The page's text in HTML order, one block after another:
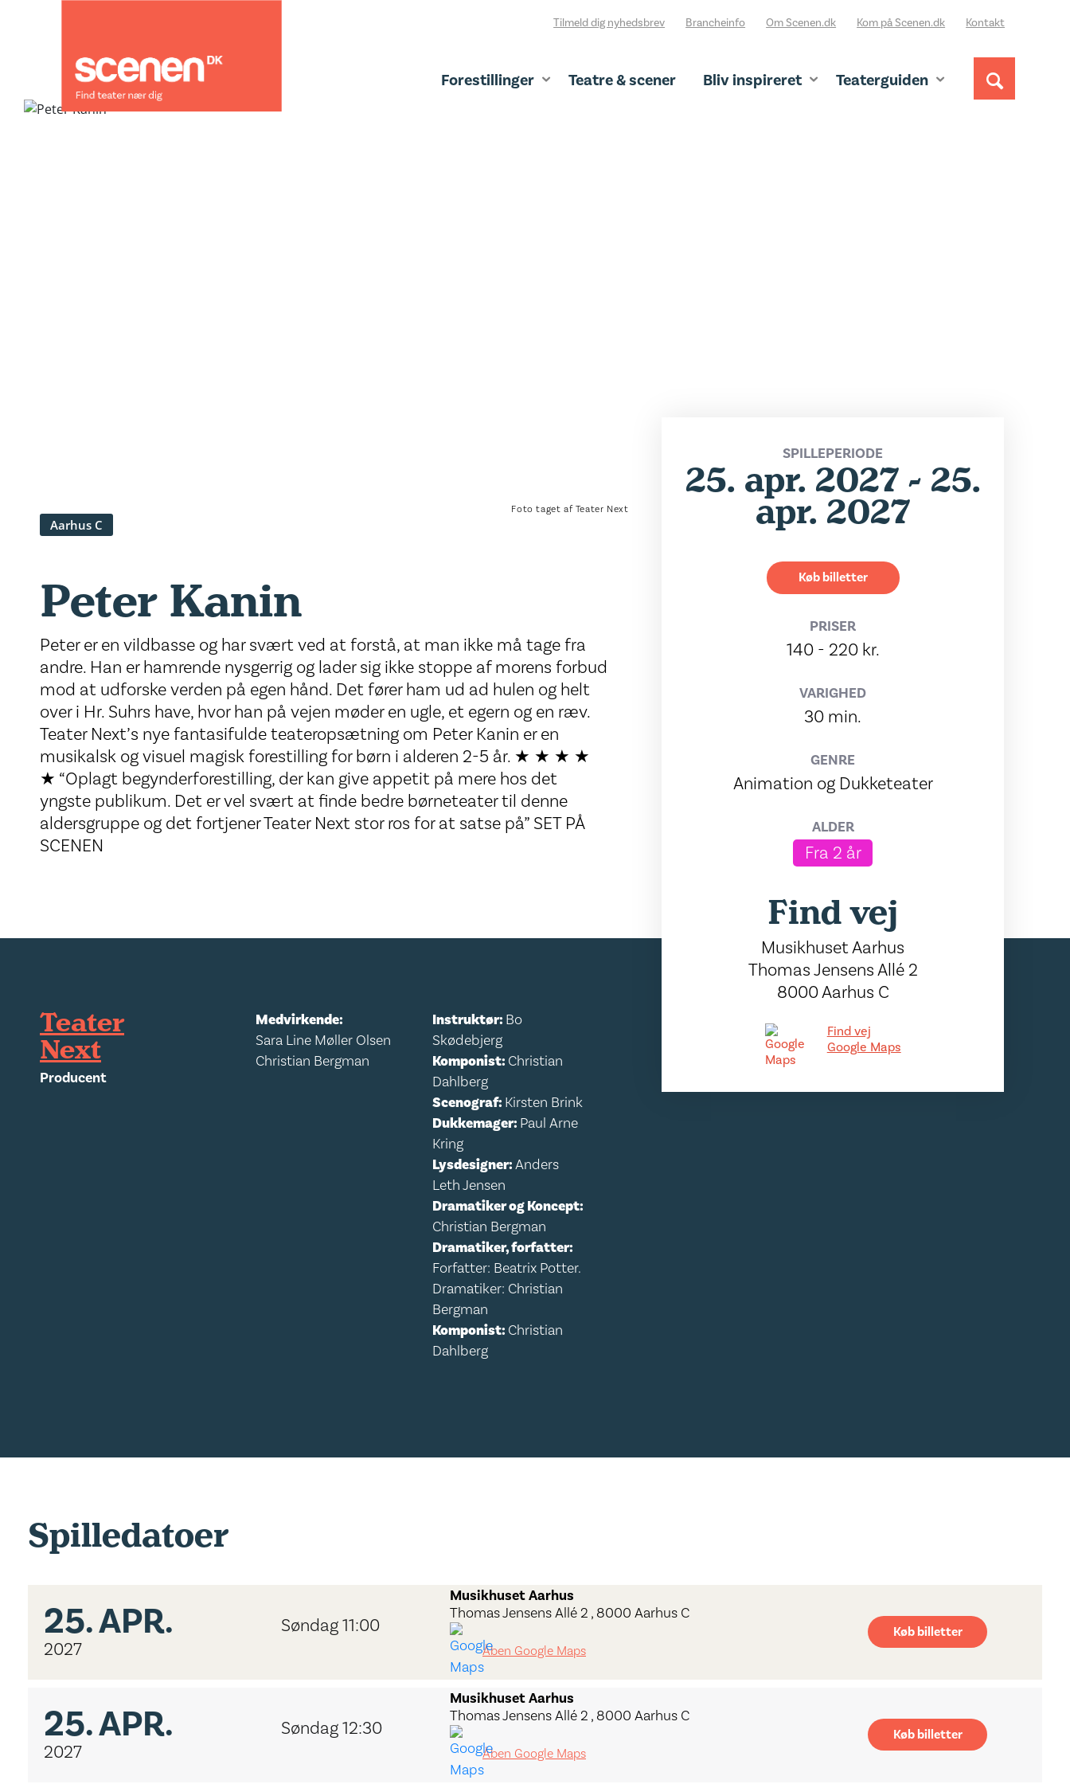
Tilmeld dig nyhedsbrev Brancheinfo Om Scenen.dk Kom på Scenen.dk Kontakt
Forestillinger Teatre & scener Bliv inspireret Teaterguiden
Aarhus C
Foto taget af Teater Next
Peter Kanin
Peter er en vildbasse og har svært ved at forstå, at man ikke må tage fra
andre. Han er hamrende nysgerrig og lader sig ikke stoppe af morens forbud
mod at udforske verden på egen hånd. Det fører ham ud ad hulen og helt
over i Hr. Suhrs have, hvor han på vejen møder en ugle, et egern og en ræv.
Teater Next’s nye fantasifulde teateropsætning om Peter Kanin er en
musikalsk og visuel magisk forestilling for børn i alderen 2-5 år. ★ ★ ★ ★
★ “Oplagt begynderforestilling, der kan give appetit på mere hos det
yngste publikum. Det er vel svært at finde bedre børneteater til denne
aldersgruppe og det fortjener Teater Next stor ros for at satse på” SET PÅ
SCENEN
SPILLEPERIODE
25. apr. 2027 - 25.
apr. 2027
Køb billetter
PRISER
140 - 220 kr.
VARIGHED
30 min.
GENRE
Animation og Dukketeater
ALDER
Fra 2 år
Find vej
Musikhuset Aarhus
Thomas Jensens Allé 2
8000 Aarhus C
Find vej
Google Maps
Teater
Next
Producent
Medvirkende:
Sara Line Møller Olsen
Christian Bergman
Instruktør: Bo
Skødebjerg
Komponist: Christian
Dahlberg
Scenograf: Kirsten Brink
Dukkemager: Paul Arne
Kring
Lysdesigner:Anders
Leth Jensen
Dramatiker og Koncept:
Christian Bergman
Dramatiker, forfatter:
Forfatter: Beatrix Potter.
Dramatiker: Christian
Bergman
Komponist: Christian
Dahlberg
Spilledatoer
25.APR.
2027
Søndag 11:00
Musikhuset Aarhus
Thomas Jensens Allé 2 , 8000 Aarhus C
Åben Google Maps
Køb billetter
25.APR.
2027
Søndag 12:30
Musikhuset Aarhus
Thomas Jensens Allé 2 , 8000 Aarhus C
Åben Google Maps
Køb billetter